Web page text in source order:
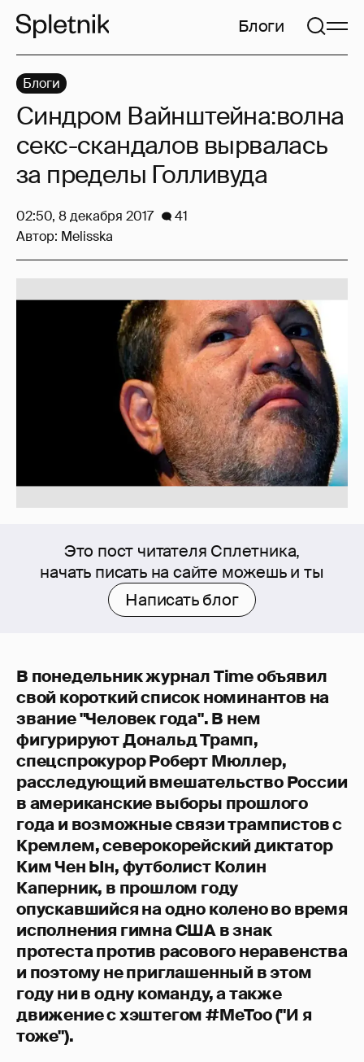
Блоги
Это пост читателя Сплетника,
начать писать на сайте можешь и ты
Написать блог
В понедельник журнал Time объявил
свой короткий список номинантов на
звание "Человек года". В нем
фигурируют Дональд Трамп,
спецспрокурор Роберт Мюллер,
расследующий вмешательство России
в американские выборы прошлого
года и возможные связи трампистов с
Кремлем, северокорейский диктатор
Ким Чен Ын, футболист Колин
Каперник, в прошлом году
опускавшийся на одно колено во время
исполнения гимна США в знак
протеста против расового неравенства
и поэтому не приглашенный в этом
году ни в одну команду, а также
движение с хэштегом #MeToo ("И я
тоже").
Блоги
Синдром Вайнштейна:волна
секс-скандалов вырвалась
за пределы Голливуда
02:50, 8 декабря 2017
41
Автор: Melisska